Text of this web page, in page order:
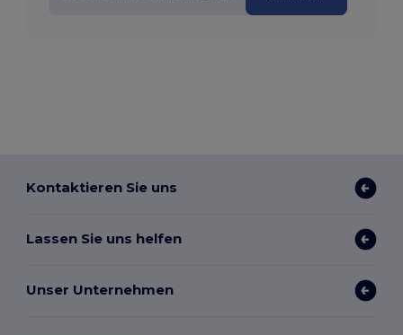
Kontaktieren Sie uns
Lassen Sie uns helfen
Unser Unternehmen